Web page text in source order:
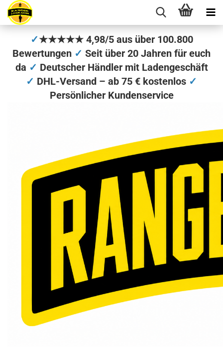
✓★★★★★ 4,98/5 aus über 100.800
Bewertungen ✓ Seit über 20 Jahren für euch
da ✓ Deutscher Händler mit Ladengeschäft
✓ DHL-Versand – ab 75 € kostenlos ✓
Persönlicher Kundenservice